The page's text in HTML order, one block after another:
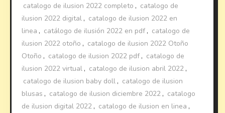
catalogo de ilusion 2022 completo , catalogo de
ilusion 2022 digital , catalogo de ilusion 2022 en
linea , catálogo de ilusión 2022 en pdf , catalogo de
ilusion 2022 otoño , catalogo de ilusion 2022 Otoño
Otoño , catalogo de ilusion 2022 pdf , catalogo de
ilusion 2022 virtual , catalogo de ilusion abril 2022 ,
catalogo de ilusion baby doll , catalogo de ilusion
blusas , catalogo de ilusion diciembre 2022 , catalogo
de ilusion digital 2022 , catalogo de ilusion en linea ,